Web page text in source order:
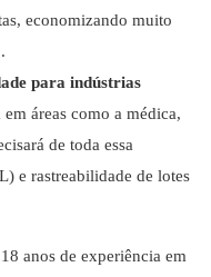
economizando muito
para indústrias
em áreas como a médica,
de toda essa
e rastreabilidade de lotes
anos de experiência em